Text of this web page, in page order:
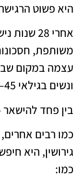
היא פשוט
אחרי 28
משותפת,
עצמה במקום
ונשים בגילאי 45–60:
בין פחד
כמו רבים
כמו: